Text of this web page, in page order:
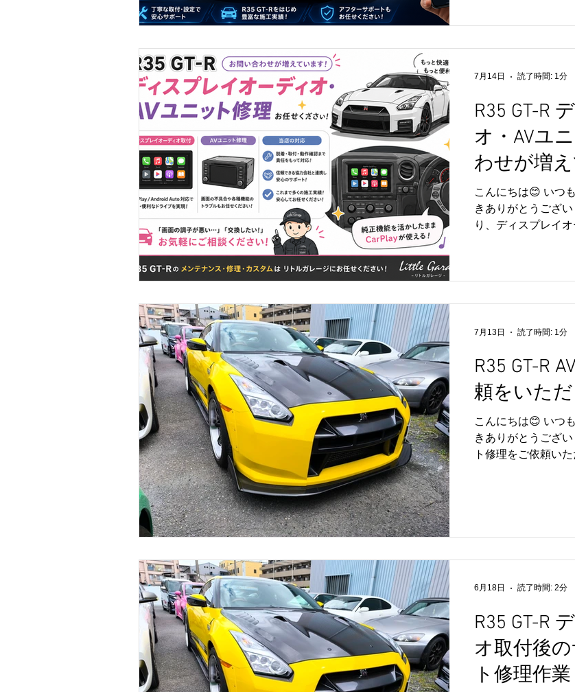
純正機能を活かし
をより快適にご利
はじめ、さまざま
客様にご好評いた
たご提案から、取
ますので、初めて
「自分の車にも取
いてみたい！」 そ
さい😊 リトルガレ
付のほか、AVユニ
R35 GT-R
オ・AVユ
わせが増
こんにちは😊 いつ
きありがとうござ
り、ディスプレイ
ユニットの不具合
トの脱着・取付・
ります。 修理につ
携しながら、お客
寧にサポートして
ーディオの取付や
実績がございます
レイオーディオへ
7月14日 読了時間: 1分
R35 GT-R
頼をいた
こんにちは😊 いつ
きありがとうござ
ト修理をご依頼い
レージにてユニッ
と仕上げました🚗
GT-RのAVユニット
カスタムまで幅広
関するお困りごと
気軽にご相談くだ
待ちしております✨
7月13日 読了時間: 1分
R35 GT-R
オ取付後
ト修理作業
6月18日 読了時間: 2分